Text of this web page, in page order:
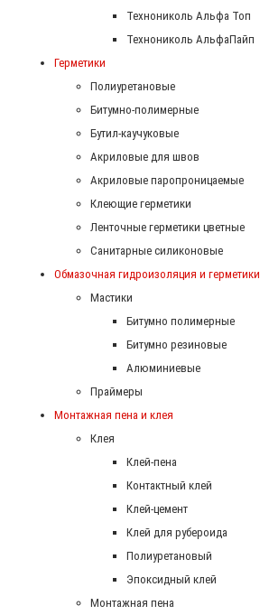
Технониколь Альфа Топ
Технониколь АльфаПайп
Герметики
Полиуретановые
Битумно-полимерные
Бутил-каучуковые
Акриловые для швов
Акриловые паропроницаемые
Клеющие герметики
Ленточные герметики цветные
Санитарные силиконовые
Обмазочная гидроизоляция и герметики
Мастики
Битумно полимерные
Битумно резиновые
Алюминиевые
Праймеры
Монтажная пена и клея
Клея
Клей-пена
Контактный клей
Клей-цемент
Клей для рубероида
Полиуретановый
Эпоксидный клей
Монтажная пена